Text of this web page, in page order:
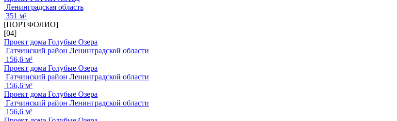
Ленинградская область
351 м²
[ПОРТФОЛИО]
[04]
Проект дома Голубые Озера
Гатчинский район Ленинградской области
156,6 м²
Проект дома Голубые Озера
Гатчинский район Ленинградской области
156,6 м²
Проект дома Голубые Озера
Гатчинский район Ленинградской области
156,6 м²